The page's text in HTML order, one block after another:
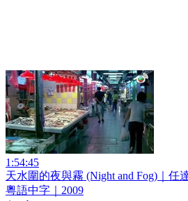
1:54:45
天水圍的夜與霧 (Night and Fog)｜任
粵語中字｜2009